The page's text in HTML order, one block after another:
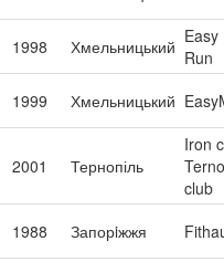
1998 Хмельницький Run
1999 Хмельницький
2001 Тернопіль
Iron
club
1988 Запорiжжя